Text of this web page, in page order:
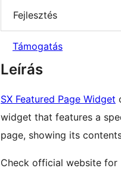
Fejlesztés
Támogatás
Leírás
SX Featured Page Widget
widget that features a
page, showing its
Check official website for